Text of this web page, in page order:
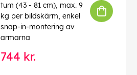
tum (43 - 81 cm), max. 9
kg per bildskärm, enkel
snap-in-montering av
armarna
744 kr.